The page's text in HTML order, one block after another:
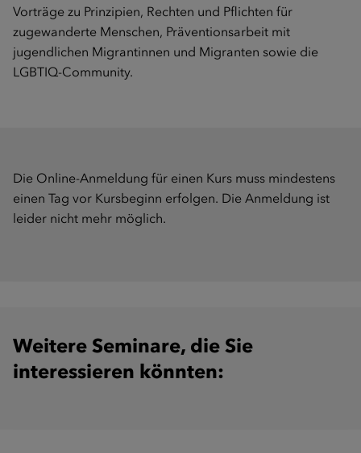
Vorträge zu Prinzipien, Rechten und Pflichten für
zugewanderte Menschen, Präventionsarbeit mit
jugendlichen Migrantinnen und Migranten sowie die
LGBTIQ-Community.
Die Online-Anmeldung für einen Kurs muss mindestens
einen Tag vor Kursbeginn erfolgen. Die Anmeldung ist
leider nicht mehr möglich.
Weitere Seminare, die Sie
interessieren könnten: